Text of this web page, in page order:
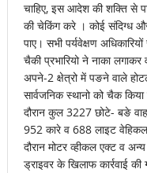
चाहिए, इस आदेश की शक्ति से
की चेकिंग करे । कोई संदिग्ध
पाए। सभी पर्यवेक्षण
चैकी प्रभारियो ने नाका
अपने-2 क्षेत्रो में पङने वाले
सार्वजनिक स्थानो को चैक किया
दौरान कुल 3227 छोटे- बङे
952 कारे व 688 लाइट
दौरान मोटर व्हीकल एक्ट व
ड्राइवर के खिलाफ कार्रवाई